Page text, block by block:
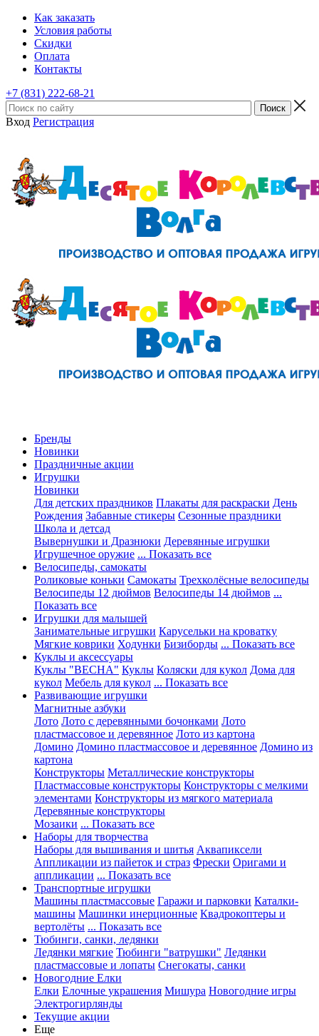
Как заказать
Условия работы
Скидки
Оплата
Контакты
+7 (831) 222-68-21
Вход Регистрация
Бренды
Новинки
Праздничные акции
Игрушки
Новинки
Для детских праздников Плакаты для раскраски День
Рождения Забавные стикеры Сезонные праздники
Школа и детсад
Вывернушки и Дразнюки Деревянные игрушки
Игрушечное оружие ... Показать все
Велосипеды, самокаты
Роликовые коньки Самокаты Трехколёсные велосипеды
Велосипеды 12 дюймов Велосипеды 14 дюймов ...
Показать все
Игрушки для малышей
Занимательные игрушки Карусельки на кроватку
Мягкие коврики Ходунки Бизиборды ... Показать все
Куклы и аксессуары
Куклы "ВЕСНА" Куклы Коляски для кукол Дома для
кукол Мебель для кукол ... Показать все
Развивающие игрушки
Магнитные азбуки
Лото Лото с деревянными бочонками Лото
пластмассовое и деревянное Лото из картона
Домино Домино пластмассовое и деревянное Домино из
картона
Конструкторы Металлические конструкторы
Пластмассовые конструкторы Конструкторы с мелкими
элементами Конструкторы из мягкого материала
Деревянные конструкторы
Мозаики ... Показать все
Наборы для творчества
Наборы для вышивания и шитья Аквапиксели
Аппликации из пайеток и страз Фрески Оригами и
аппликации ... Показать все
Транспортные игрушки
Машины пластмассовые Гаражи и парковки Каталки-
машины Машинки инерционные Квадрокоптеры и
вертолёты ... Показать все
Тюбинги, санки, ледянки
Ледянки мягкие Тюбинги "ватрушки" Ледянки
пластмассовые и лопаты Снегокаты, санки
Новогодние Елки
Елки Елочные украшения Мишура Новогодние игры
Электрогирлянды
Текущие акции
Еще